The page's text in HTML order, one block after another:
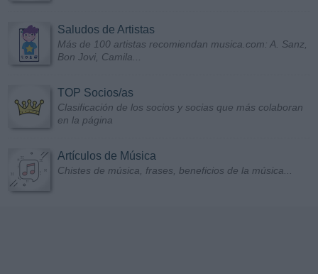
Saludos de Artistas
Más de 100 artistas recomiendan musica.com: A. Sanz,
Bon Jovi, Camila...
TOP Socios/as
Clasificación de los socios y socias que más colaboran
en la página
Artículos de Música
Chistes de música, frases, beneficios de la música...